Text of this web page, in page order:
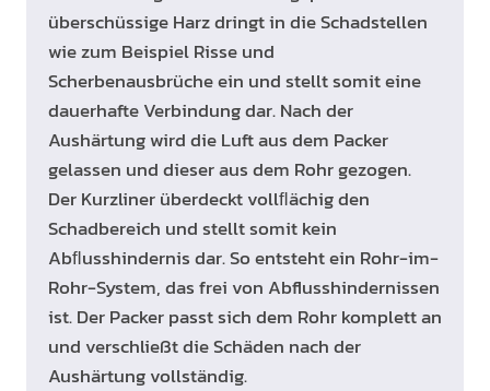
überschüssige Harz dringt in die Schadstellen
wie zum Beispiel Risse und
Scherbenausbrüche ein und stellt somit eine
dauerhafte Verbindung dar. Nach der
Aushärtung wird die Luft aus dem Packer
gelassen und dieser aus dem Rohr gezogen.
Der Kurzliner überdeckt vollﬂächig den
Schadbereich und stellt somit kein
Abﬂusshindernis dar. So entsteht ein Rohr-im-
Rohr-System, das frei von Abflusshindernissen
ist. Der Packer passt sich dem Rohr komplett an
und verschließt die Schäden nach der
Aushärtung vollständig.